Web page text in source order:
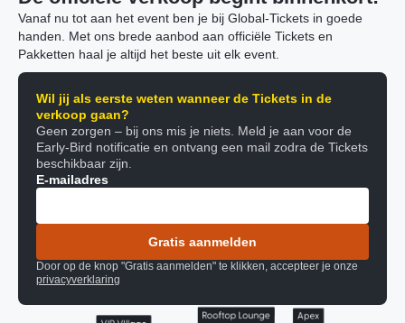
Vanaf nu tot aan het event ben je bij Global-Tickets in goede
handen. Met ons brede aanbod aan officiële Tickets en
Pakketten haal je altijd het beste uit elk event.
Wil jij als eerste weten wanneer de Tickets in de
verkoop gaan?
Geen zorgen – bij ons mis je niets. Meld je aan voor de
Early-Bird notificatie en ontvang een mail zodra de Tickets
beschikbaar zijn.
E-mailadres
Gratis aanmelden
Door op de knop "Gratis aanmelden" te klikken, accepteer je onze
privacyverklaring